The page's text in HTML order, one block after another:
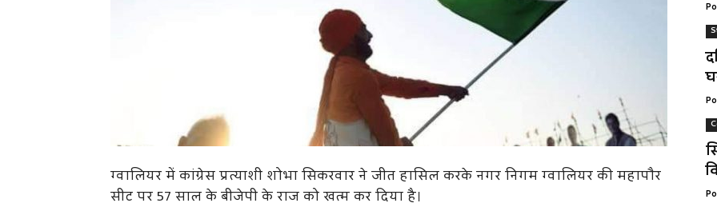
ग्वालियर में कांग्रेस प्रत्याशी शोभा सिकरवार ने जीत हासिल करके नगर निगम ग्वालियर की महापौर
सीट पर 57 साल के बीजेपी के राज को खत्म कर दिया है।